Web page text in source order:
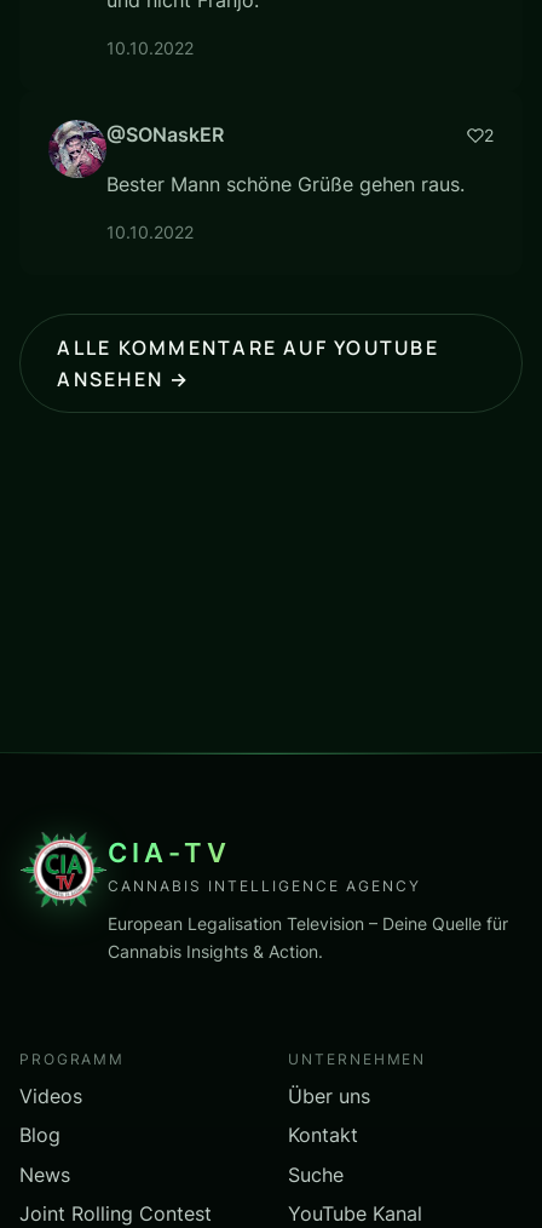
10.10.2022
@SONaskER 2
Bester Mann schöne Grüße gehen raus.
10.10.2022
ALLE KOMMENTARE AUF YOUTUBE
ANSEHEN →
CIA-TV
CANNABIS INTELLIGENCE AGENCY
European Legalisation Television – Deine Quelle für
Cannabis Insights & Action.
PROGRAMM
Videos
Blog
News
Joint Rolling Contest
UNTERNEHMEN
Über uns
Kontakt
Suche
YouTube Kanal